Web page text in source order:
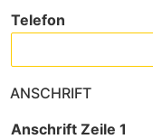
Telefon
ANSCHRIFT
Anschrift Zeile 1